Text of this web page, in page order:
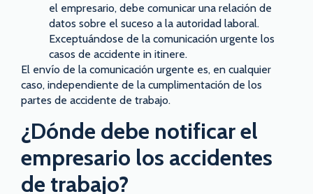
el empresario, debe comunicar una relación de
datos sobre el suceso a la autoridad laboral.
Exceptuándose de la comunicación urgente los
casos de accidente in itinere.
El envío de la comunicación urgente es, en cualquier
caso, independiente de la cumplimentación de los
partes de accidente de trabajo.
¿Dónde debe notificar el
empresario los accidentes
de trabajo?